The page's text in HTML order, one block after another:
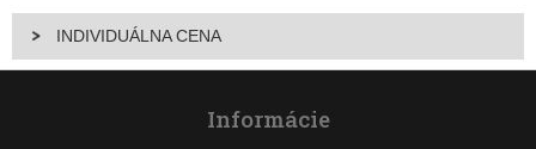
INDIVIDUÁLNA CENA
Informácie